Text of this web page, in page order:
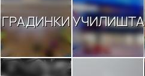
ГРАДИНКИУЧИЛИШТА